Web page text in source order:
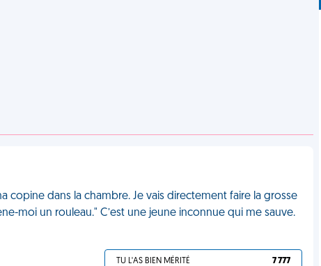
copine dans la chambre. Je vais directement faire la grosse
moi un rouleau." C’est une jeune inconnue qui me sauve.
TU L'AS BIEN MÉRITÉ 7 777